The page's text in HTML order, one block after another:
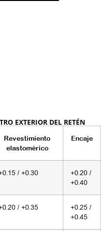
EXTERIOR DEL RETÉN
Revestimiento
elastomérico
Encaje
/ +0.30
+0.20 /
+0.40
/ +0.35
+0.25 /
+0.45